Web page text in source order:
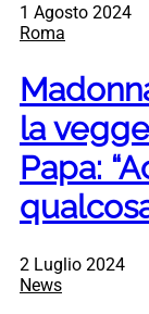
1 Agosto 2024
Roma
la
Papa:
2 Luglio 2024
News